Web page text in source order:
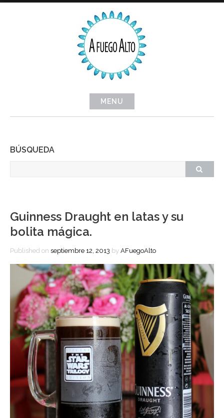
MENU
BÚSQUEDA
Guinness Draught en latas y su
bolita mágica.
Published on septiembre 12, 2013 by AFuegoAlto